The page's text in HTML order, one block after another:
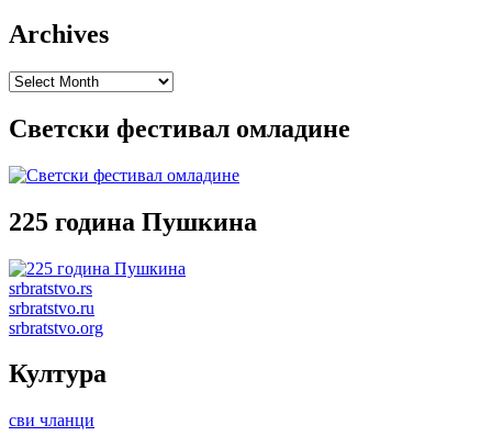
Archives
Archives
Светски фестивал омладине
225 година Пушкина
srbratstvo.rs
srbratstvo.ru
srbratstvo.org
Култура
сви чланци